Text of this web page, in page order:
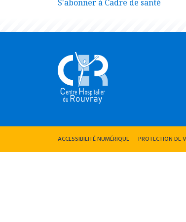
S'abonner à Cadre de santé
ACCESSIBILITÉ NUMÉRIQUE PROTECTION DE